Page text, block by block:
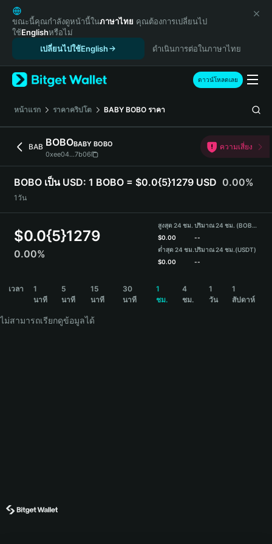
English
日本語
Tiếng Việt
Español (Latinoamérica)
Türkçe
Français
Deutsch
繁體中文
Português (Portugal)
Bahasa Indonesia
ภาษาไทย
हिन्दी
Español
Português (Brasil)
ขณะนี้คุณกำลังดูหน้านี้ในภาษาไทย คุณต้องการเปลี่ยนไป
ใช้Englishหรือไม่
เปลี่ยนไปใช้English
ดำเนินการต่อในภาษาไทย
ดาวน์โหลดเลย
หน้าแรก ราคาคริปโต BABY BOBO ราคา
BAB BOBOBABY BOBO
0xee04...7b06
ความเสี่ยง
BOBO เป็น USD: 1 BOBO = $0.0{5}1279 USD 0.00%
1วัน
$0.0{5}1279
0.00%
สูงสุด 24 ชม.
$0.00
ต่ำสุด 24 ชม.
$0.00
ปริมาณ 24 ชม. (BOBO)
--
ปริมาณ 24 ชม.(USDT)
--
เวลา
1
นาที
5
นาที
15
นาที
30
นาที
1
ชม.
4
ชม.
1
วัน
1
สัปดาห์
ไม่สามารถเรียกดูข้อมูลได้